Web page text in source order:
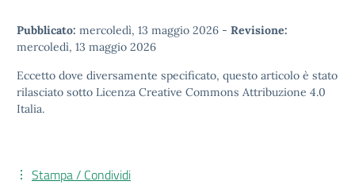
Pubblicato: mercoledì, 13 maggio 2026 - Revisione:
mercoledì, 13 maggio 2026
Eccetto dove diversamente specificato, questo articolo è stato
rilasciato sotto Licenza Creative Commons Attribuzione 4.0
Italia.
Stampa / Condividi